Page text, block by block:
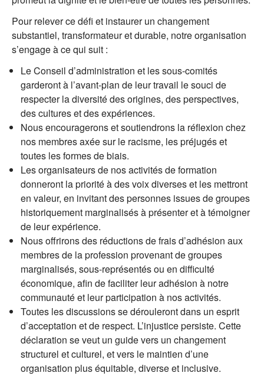
Pour relever ce défi et instaurer un changement
substantiel, transformateur et durable, notre organisation
s’engage à ce qui suit :
Le Conseil d’administration et les sous-comités
garderont à l’avant-plan de leur travail le souci de
respecter la diversité des origines, des perspectives,
des cultures et des expériences.
Nous encouragerons et soutiendrons la réflexion chez
nos membres axée sur le racisme, les préjugés et
toutes les formes de biais.
Les organisateurs de nos activités de formation
donneront la priorité à des voix diverses et les mettront
en valeur, en invitant des personnes issues de groupes
historiquement marginalisés à présenter et à témoigner
de leur expérience.
Nous offrirons des réductions de frais d’adhésion aux
membres de la profession provenant de groupes
marginalisés, sous-représentés ou en difficulté
économique, afin de faciliter leur adhésion à notre
communauté et leur participation à nos activités.
Toutes les discussions se dérouleront dans un esprit
d’acceptation et de respect. L’injustice persiste. Cette
déclaration se veut un guide vers un changement
structurel et culturel, et vers le maintien d’une
organisation plus équitable, diverse et inclusive.